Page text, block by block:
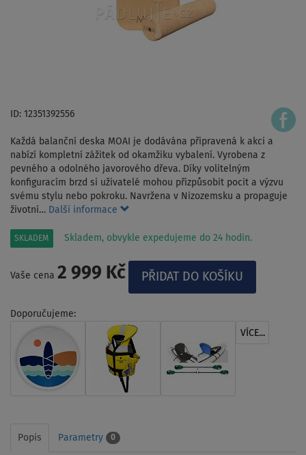
ID: 12351392556
Každá balanční deska MOAI je dodávána připravená k akci a
nabízí kompletní zážitek od okamžiku vybalení. Vyrobena z
pevného a odolného javorového dřeva. Díky volitelným
konfiguracím brzd si uživatelé mohou přizpůsobit pocit a výzvu
svému stylu nebo pokroku. Navržena v Nizozemsku a propaguje
životní… Další informace
SKLADEM Skladem, obvykle expedujeme do 24 hodin.
Vaše cena 2 999 Kč
Doporučujeme:
VÍCE...
Popis Parametry 0